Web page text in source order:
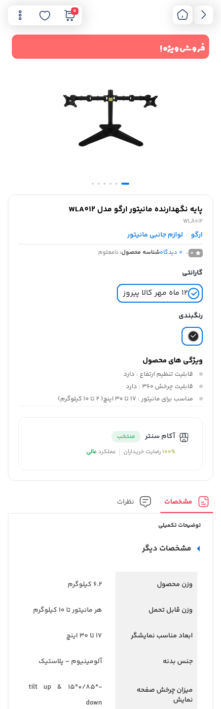
0
فروش ویژه !
پایه نگهدارنده مانیتور ارگو مدل WLA012
WLA012
ارگو / لوازم جانبی مانیتور
0
0 دیدگاهشناسه محصول: نامعلوم
گارانتی
12 ماه مهر کالا پیروز
رنگبندی
ویژگی های محصول
قابلیت تنظیم ارتفاع : دارد
قابلیت چرخش ۳۶۰ :
دارد
مناسب برای مانیتور : ۱۷ تا ۳0 اینچ( ۲ تا 10 کیلوگرم)
آکام سنتر
منتخب
100%رضایت خریداران عملکردعالی
مشخصات نظرات
توضیحات تکمیلی
مشخصات دیگر
وزن محصول ۶.۲ کیلوگرم
وزن قابل تحمل هر مانیتور تا ۱۰ کیلوگرم
ابعاد مناسب نمایشگر ۱۷ تا ۳۰ اینچ
جنس بدنه آلومینیوم – پلاستیک
میزان چرخش صفحه
نمایش
-85°/+15° tilt up &
down